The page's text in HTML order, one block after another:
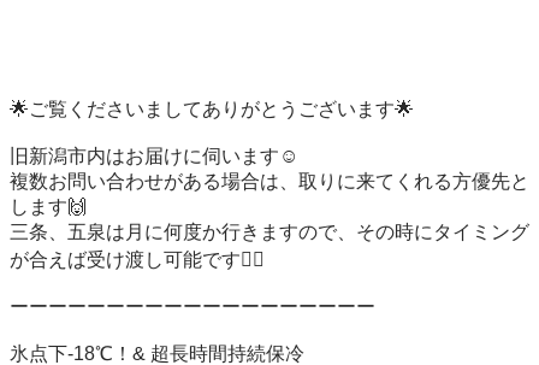
🌟ご覧くださいましてありがとうございます🌟
旧新潟市内はお届けに伺います☺️
複数お問い合わせがある場合は、取りに来てくれる方優先と
します🙌
三条、五泉は月に何度か行きますので、その時にタイミング
が合えば受け渡し可能です🙆‍♀️
ーーーーーーーーーーーーーーーーーーー
氷点下-18℃！& 超長時間持続保冷